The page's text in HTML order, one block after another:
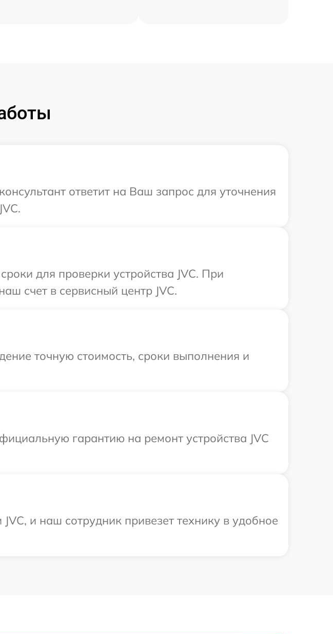
ответит на Ваш запрос для уточнения
для проверки устройства JVC. При
счет в сервисный центр JVC.
точную стоимость, сроки выполнения и
гарантию на ремонт устройства JVC
и наш сотрудник привезет технику в удобное